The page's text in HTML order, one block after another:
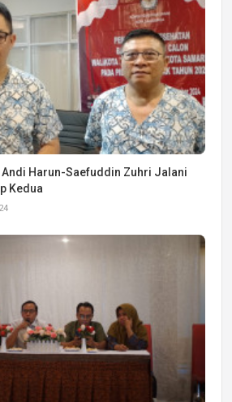
Harun-Saefuddin Zuhri Jalani
Kedua